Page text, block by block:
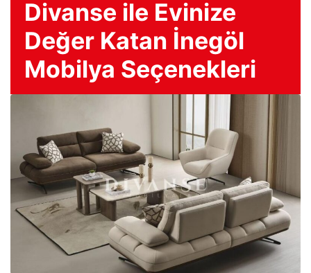
Divanse ile Evinize
Değer Katan İnegöl
Mobilya Seçenekleri